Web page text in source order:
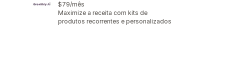
$79/mês
Maximize a receita com kits de
produtos recorrentes e personalizados